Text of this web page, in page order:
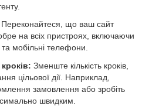
Переконайтеся, що ваш сайт
на всіх пристроях, включаючи
мобільні телефони.
кроків: Зменште кількість кроків,
цільової дії. Наприклад,
замовлення або зробіть
швидким.